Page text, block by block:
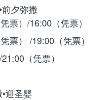
前夕弥撒
票）/16:00（凭票）
票） /19:00（凭票）
（凭票）
迎圣婴